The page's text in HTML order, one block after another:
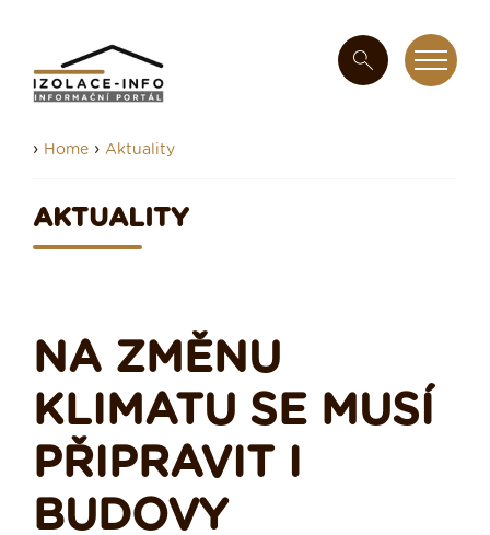
› Home › Aktuality
AKTUALITY
NA ZMĚNU
KLIMATU SE MUSÍ
PŘIPRAVIT I
BUDOVY